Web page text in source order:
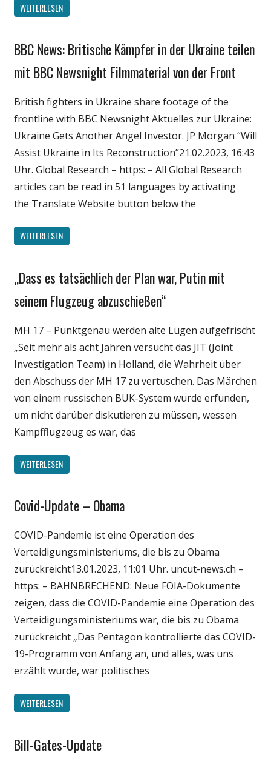
WEITERLESEN
Gesellschaft
Wirtschaft
Wissenschaft
BBC News: Britische Kämpfer in der Ukraine teilen
mit BBC Newsnight Filmmaterial von der Front
British fighters in Ukraine share footage of the
frontline with BBC Newsnight Aktuelles zur Ukraine:
Ukraine Gets Another Angel Investor. JP Morgan “Will
Assist Ukraine in Its Reconstruction”21.02.2023, 16:43
Uhr. Global Research – https: – All Global Research
articles can be read in 51 languages by activating
the Translate Website button below the
WEITERLESEN
Gesellschaft
Wirtschaft
Wissenschaft
„Dass es tatsächlich der Plan war, Putin mit
seinem Flugzeug abzuschießen“
MH 17 – Punktgenau werden alte Lügen aufgefrischt
„Seit mehr als acht Jahren versucht das JIT (Joint
Investigation Team) in Holland, die Wahrheit über
den Abschuss der MH 17 zu vertuschen. Das Märchen
von einem russischen BUK-System wurde erfunden,
um nicht darüber diskutieren zu müssen, wessen
Kampfflugzeug es war, das
WEITERLESEN
Gesellschaft
Politik
Wirtschaft
Wissenschaft
Covid-Update – Obama
COVID-Pandemie ist eine Operation des
Verteidigungsministeriums, die bis zu Obama
zurückreicht13.01.2023, 11:01 Uhr. uncut-news.ch –
https: – BAHNBRECHEND: Neue FOIA-Dokumente
zeigen, dass die COVID-Pandemie eine Operation des
Verteidigungsministeriums war, die bis zu Obama
zurückreicht „Das Pentagon kontrollierte das COVID-
19-Programm von Anfang an, und alles, was uns
erzählt wurde, war politisches
WEITERLESEN
Gesellschaft
Bill-Gates-Update